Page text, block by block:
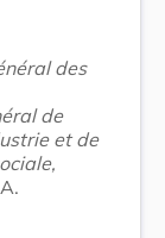
des
de
et de